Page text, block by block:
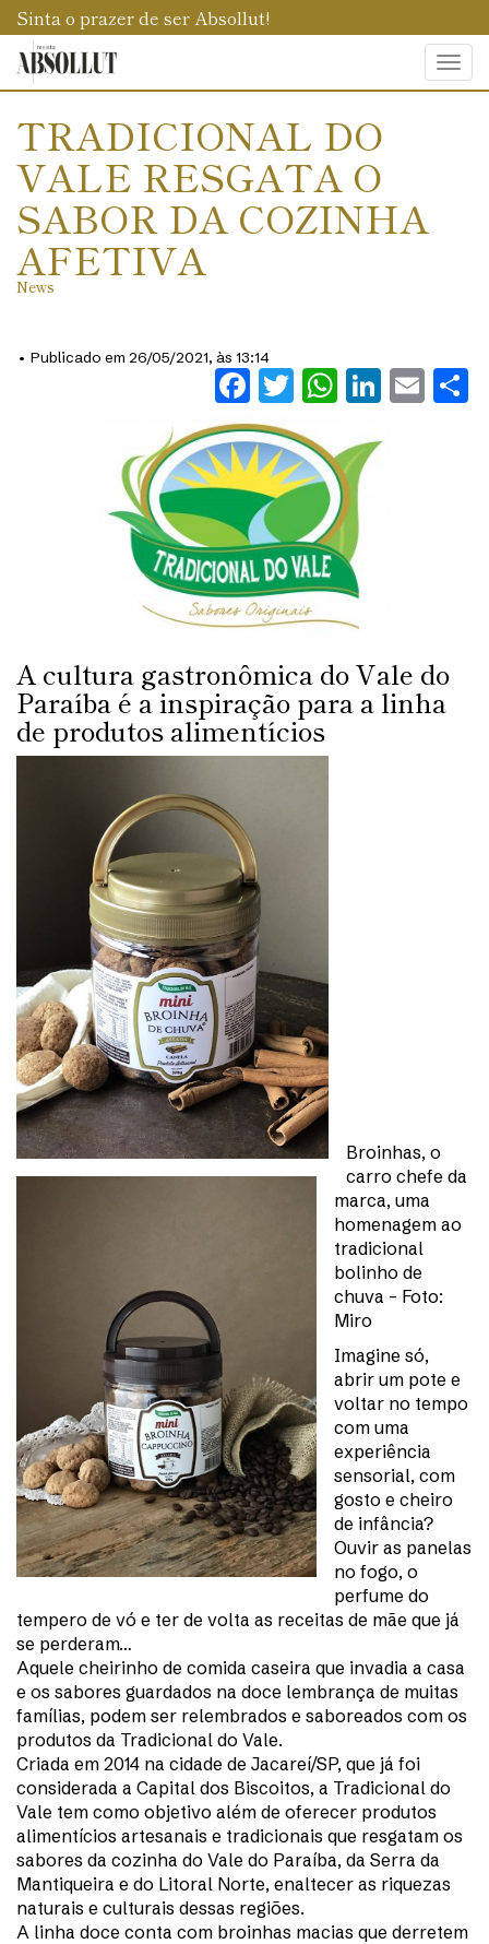
Sinta o prazer de ser Absollut!
TRADICIONAL DO
VALE RESGATA O
SABOR DA COZINHA
AFETIVA
News
• Publicado em 26/05/2021, às 13:14
Facebook
Twitter
A cultura gastronômica do Vale do
Paraíba é a inspiração para a linha
de produtos alimentícios
Broinhas, o
carro chefe da
marca, uma
homenagem ao
tradicional
bolinho de
chuva – Foto:
Miro
Imagine só,
abrir um pote e
voltar no tempo
com uma
experiência
sensorial, com
gosto e cheiro
de infância?
Ouvir as panelas
no fogo, o
perfume do
tempero de vó e ter de volta as receitas de mãe que já
se perderam…
Aquele cheirinho de comida caseira que invadia a casa
e os sabores guardados na doce lembrança de muitas
famílias, podem ser relembrados e saboreados com os
produtos da Tradicional do Vale.
Criada em 2014 na cidade de Jacareí/SP, que já foi
considerada a Capital dos Biscoitos, a Tradicional do
Vale tem como objetivo além de oferecer produtos
alimentícios artesanais e tradicionais que resgatam os
sabores da cozinha do Vale do Paraíba, da Serra da
Mantiqueira e do Litoral Norte, enaltecer as riquezas
naturais e culturais dessas regiões.
A linha doce conta com broinhas macias que derretem